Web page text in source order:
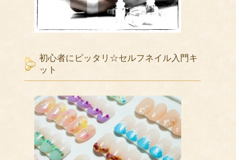
初心者にピッタリ☆セルフネイル入門キ
ット